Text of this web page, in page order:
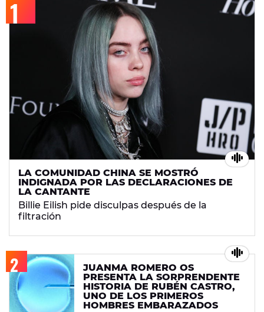
LA COMUNIDAD CHINA SE MOSTRÓ
INDIGNADA POR LAS DECLARACIONES DE
LA CANTANTE
Billie Eilish pide disculpas después de la
filtración
JUANMA ROMERO OS
PRESENTA LA SORPRENDENTE
HISTORIA DE RUBÉN CASTRO,
UNO DE LOS PRIMEROS
HOMBRES EMBARAZADOS